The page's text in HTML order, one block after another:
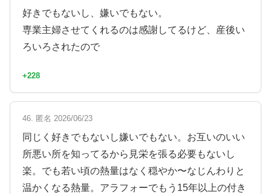
好きでもないし、嫌いでもない。
専業主婦させてくれるのは感謝してるけど、産後い
ろいろされたので
+228
46. 匿名 2026/06/23
同じく好きでもないし嫌いでもない。お互いのいい
所悪い所を知ってるから見栄を張る必要もないし
楽。でも若い頃の熱量はなく穏やか〜なじんわりと
温かくなる熱量。アラフォーでもう15年以上の付き